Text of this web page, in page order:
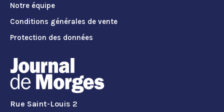
Notre équipe
Conditions générales de vente
Protection des données
Rue Saint-Louis 2